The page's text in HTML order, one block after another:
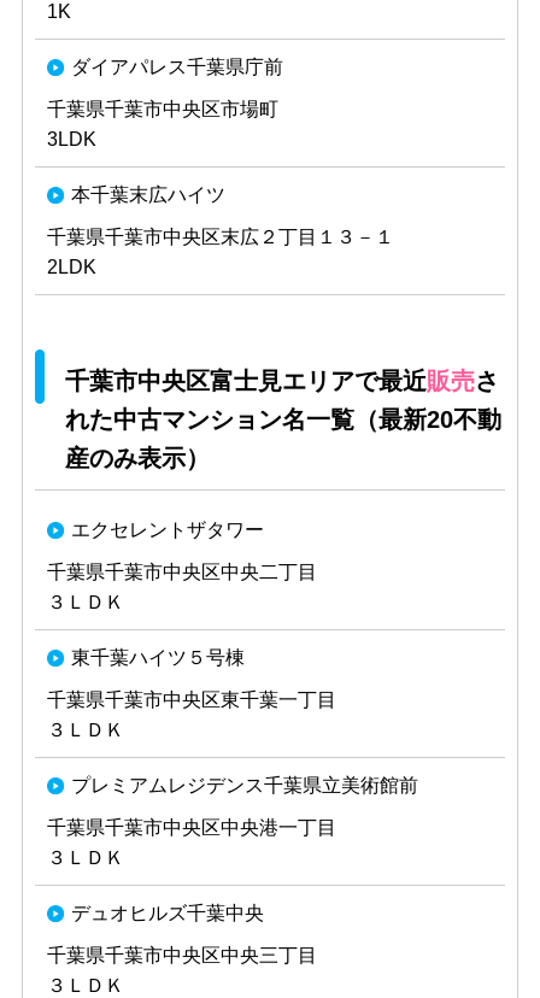
1K
ダイアパレス千葉県庁前
千葉県千葉市中央区市場町
3LDK
本千葉末広ハイツ
千葉県千葉市中央区末広２丁目１３－１
2LDK
千葉市中央区富士見エリアで最近販売さ
れた中古マンション名一覧（最新20不動
産のみ表示）
エクセレントザタワー
千葉県千葉市中央区中央二丁目
３ＬＤＫ
東千葉ハイツ５号棟
千葉県千葉市中央区東千葉一丁目
３ＬＤＫ
プレミアムレジデンス千葉県立美術館前
千葉県千葉市中央区中央港一丁目
３ＬＤＫ
デュオヒルズ千葉中央
千葉県千葉市中央区中央三丁目
３ＬＤＫ